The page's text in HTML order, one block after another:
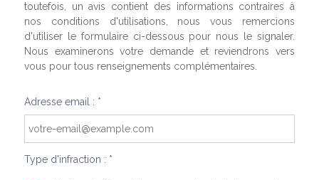
toutefois, un avis contient des informations contraires à
nos conditions d'utilisations, nous vous remercions
d'utiliser le formulaire ci-dessous pour nous le signaler.
Nous examinerons votre demande et reviendrons vers
vous pour tous renseignements complémentaires.
Adresse email : *
Type d'infraction : *